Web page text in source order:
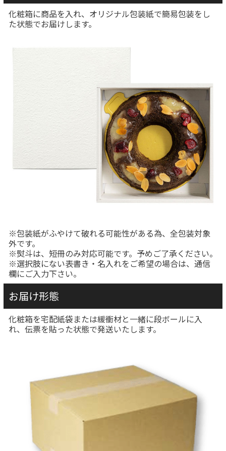
化粧箱に商品を入れ、オリジナル包装紙で簡易包装をし
た状態でお届けします。
※包装紙がふやけて破れる可能性がある為、全包装対象
外です。
※熨斗は、短冊のみ対応可能です。予めご了承ください。
※選択肢にない表書き・名入れをご希望の場合は、通信
欄にご入力下さい。
お届け形態
化粧箱を宅配紙袋または緩衝材と一緒に段ボールに入
れ、伝票を貼った状態で発送いたします。